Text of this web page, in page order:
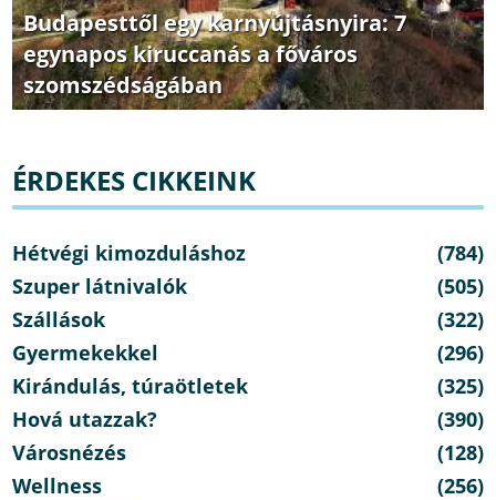
Budapesttől egy karnyújtásnyira: 7
egynapos kiruccanás a főváros
szomszédságában
ÉRDEKES CIKKEINK
Hétvégi kimozduláshoz
(784)
Szuper látnivalók
(505)
Szállások
(322)
Gyermekekkel
(296)
Kirándulás, túraötletek
(325)
Hová utazzak?
(390)
Városnézés
(128)
Wellness
(256)